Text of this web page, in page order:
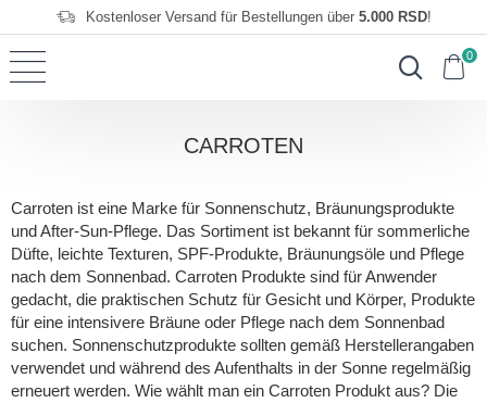
Kostenloser Versand für Bestellungen über 5.000 RSD!
0
CARROTEN
Carroten ist eine Marke für Sonnenschutz, Bräunungsprodukte
und After-Sun-Pflege. Das Sortiment ist bekannt für sommerliche
Düfte, leichte Texturen, SPF-Produkte, Bräunungsöle und Pflege
nach dem Sonnenbad. Carroten Produkte sind für Anwender
gedacht, die praktischen Schutz für Gesicht und Körper, Produkte
für eine intensivere Bräune oder Pflege nach dem Sonnenbad
suchen. Sonnenschutzprodukte sollten gemäß Herstellerangaben
verwendet und während des Aufenthalts in der Sonne regelmäßig
erneuert werden. Wie wählt man ein Carroten Produkt aus? Die